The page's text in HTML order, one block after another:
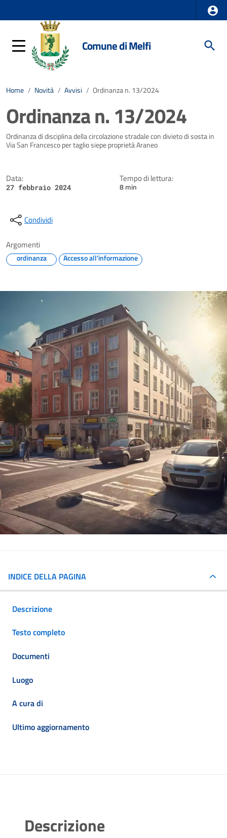
Comune di Melfi
Home / Novità / Avvisi / Ordinanza n. 13/2024
Ordinanza n. 13/2024
Dettagli della notizia
Ordinanza di disciplina della circolazione stradale con divieto di sosta in
Via San Francesco per taglio siepe proprietà Araneo
Data:
27 febbraio 2024
Tempo di lettura:
8 min
Condividi
Argomenti
ordinanza Accesso all'informazione
INDICE DELLA PAGINA
Descrizione
Testo completo
Documenti
Luogo
A cura di
Ultimo aggiornamento
Descrizione